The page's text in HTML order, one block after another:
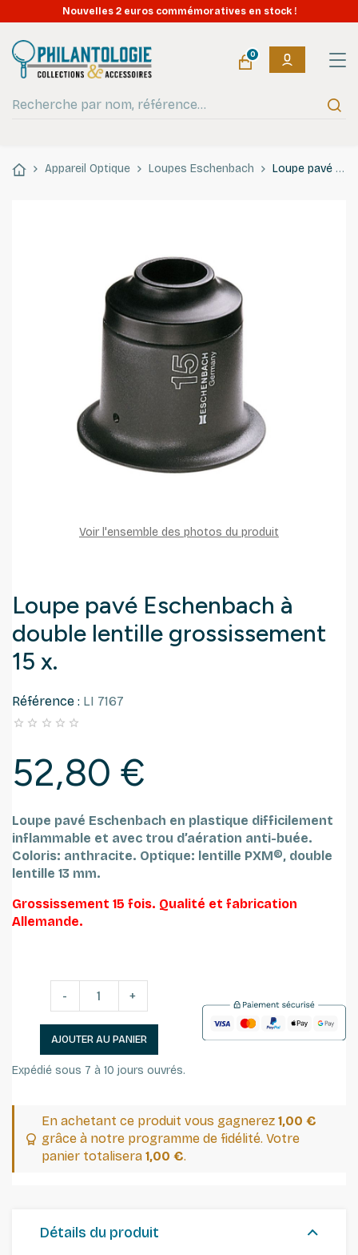
Nouvelles 2 euros commémoratives en stock !
0
Appareil Optique Loupes Eschenbach Loupe pavé Eschenbach à double lentille grossissement 15 x.
Voir l'ensemble des photos du produit
Loupe pavé Eschenbach à
double lentille grossissement
15 x.
Référence : LI 7167
    
52,80 €
Loupe pavé Eschenbach en plastique difficilement
inflammable et avec trou d’aération anti-buée.
Coloris: anthracite. Optique: lentille PXM®, double
lentille 13 mm.
Grossissement 15 fois. Qualité et fabrication
Allemande.
- +
AJOUTER AU PANIER
Expédié sous 7 à 10 jours ouvrés.
En achetant ce produit vous gagnerez 1,00 €
grâce à notre programme de fidélité. Votre
panier totalisera 1,00 €.
Détails du produit